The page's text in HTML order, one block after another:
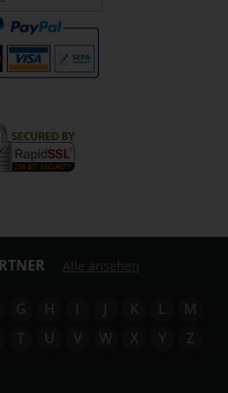
Alle ansehen
G H I J K L
M
T U V W X Y Z